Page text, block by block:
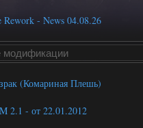
Rework - News 04.08.26
(Комариная Плешь)
2.1 - от 22.01.2012